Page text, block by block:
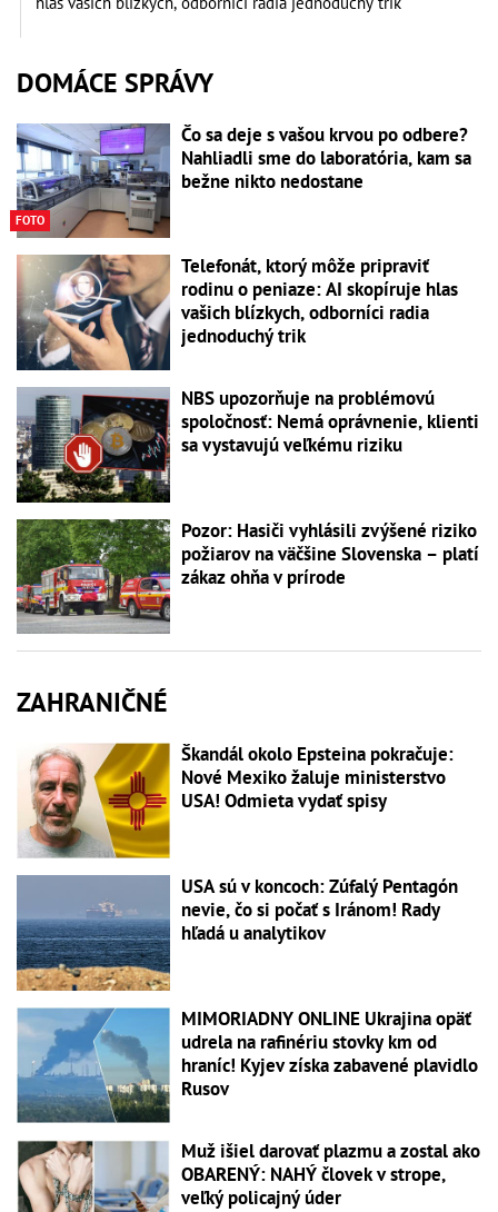
DOMÁCE SPRÁVY
FOTO
Čo sa deje s vašou krvou po odbere?
Nahliadli sme do laboratória, kam sa
bežne nikto nedostane
Telefonát, ktorý môže pripraviť
rodinu o peniaze: AI skopíruje hlas
vašich blízkych, odborníci radia
jednoduchý trik
NBS upozorňuje na problémovú
spoločnosť: Nemá oprávnenie, klienti
sa vystavujú veľkému riziku
Pozor: Hasiči vyhlásili zvýšené riziko
požiarov na väčšine Slovenska – platí
zákaz ohňa v prírode
ZAHRANIČNÉ
Škandál okolo Epsteina pokračuje:
Nové Mexiko žaluje ministerstvo
USA! Odmieta vydať spisy
USA sú v koncoch: Zúfalý Pentagón
nevie, čo si počať s Iránom! Rady
hľadá u analytikov
MIMORIADNY ONLINE Ukrajina opäť
udrela na rafinériu stovky km od
hraníc! Kyjev získa zabavené plavidlo
Rusov
Muž išiel darovať plazmu a zostal ako
OBARENÝ: NAHÝ človek v strope,
veľký policajný úder